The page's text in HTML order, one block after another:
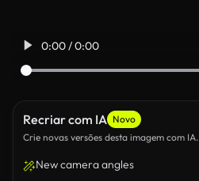
0:00 / 0:00
Recriar com IA Novo
Crie novas versões desta imagem com IA.
New camera angles